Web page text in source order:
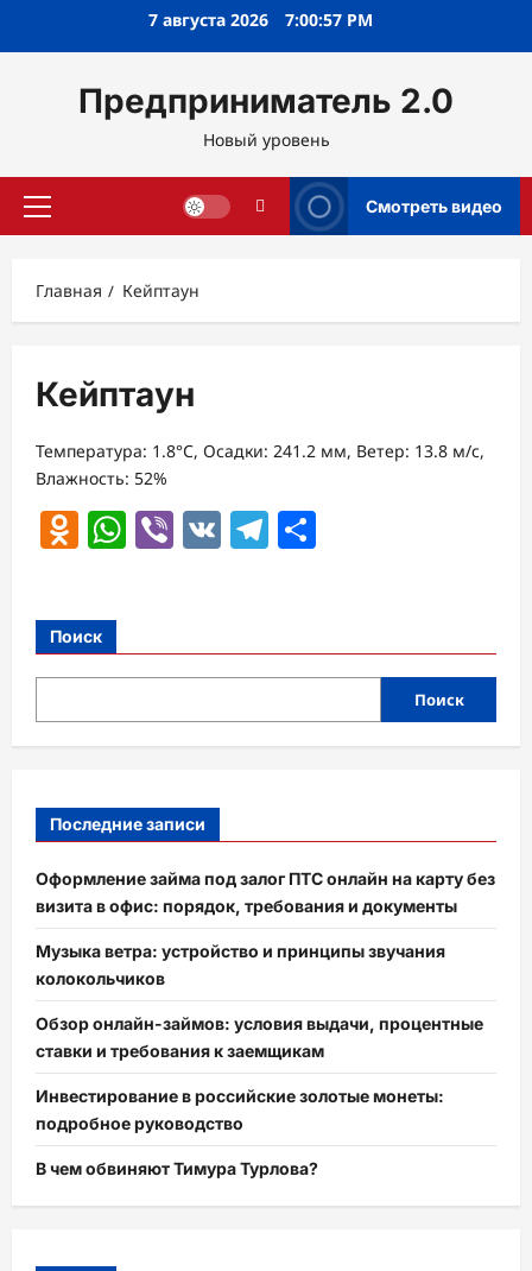
7 августа 2026 7:00:57 PM
Предприниматель 2.0
Новый уровень
Основное
Смотреть видео
Главная Кейптаун
Кейптаун
Температура: 1.8°C, Осадки: 241.2 мм, Ветер: 13.8 м/с,
Влажность: 52%
Odnoklassniki
WhatsApp
Viber
VK Telegram
Поиск
Поиск
Последние записи
Оформление займа под залог ПТС онлайн на карту без
визита в офис: порядок, требования и документы
Музыка ветра: устройство и принципы звучания
колокольчиков
Обзор онлайн-займов: условия выдачи, процентные
ставки и требования к заемщикам
Инвестирование в российские золотые монеты:
подробное руководство
В чем обвиняют Тимура Турлова?